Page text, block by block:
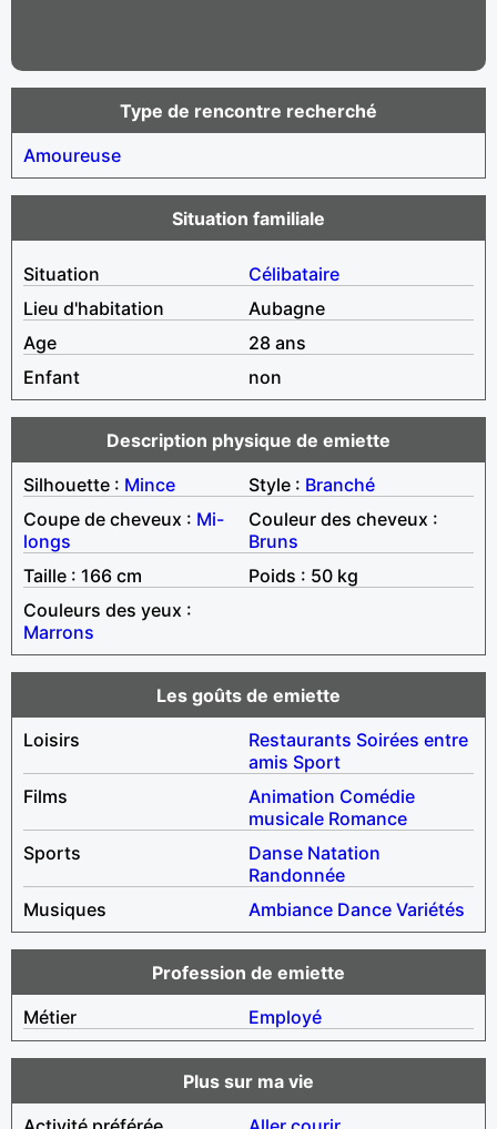
Type de rencontre recherché
Amoureuse
Situation familiale
Situation
Célibataire
Lieu d'habitation
Aubagne
Age
28 ans
Enfant
non
Description physique de emiette
Silhouette : Mince Style : Branché
Coupe de cheveux : Mi-
longs
Couleur des cheveux :
Bruns
Taille : 166 cm
Poids : 50 kg
Couleurs des yeux :
Marrons
Les goûts de emiette
Loisirs
Restaurants Soirées entre
amis Sport
Films
Animation Comédie
musicale Romance
Sports
Danse Natation
Randonnée
Musiques
Ambiance Dance Variétés
Profession de emiette
Métier
Employé
Plus sur ma vie